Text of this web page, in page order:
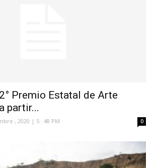
Premio Estatal de Arte
partir...
, 2020 | 5 : 48 PM 0